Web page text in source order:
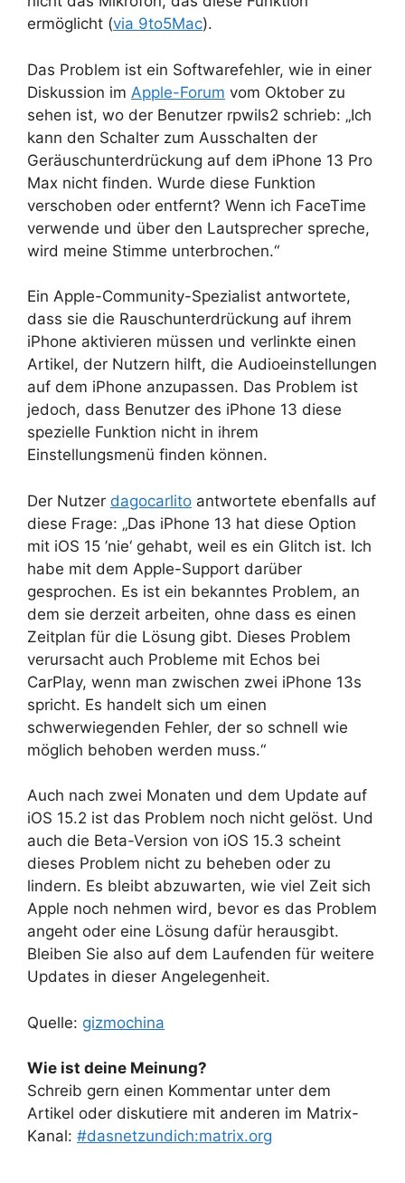
ermöglicht (via 9to5Mac).
Das Problem ist ein Softwarefehler, wie in einer
Diskussion im Apple-Forum vom Oktober zu
sehen ist, wo der Benutzer rpwils2 schrieb: „Ich
kann den Schalter zum Ausschalten der
Geräuschunterdrückung auf dem iPhone 13 Pro
Max nicht finden. Wurde diese Funktion
verschoben oder entfernt? Wenn ich FaceTime
verwende und über den Lautsprecher spreche,
wird meine Stimme unterbrochen.“
Ein Apple-Community-Spezialist antwortete,
dass sie die Rauschunterdrückung auf ihrem
iPhone aktivieren müssen und verlinkte einen
Artikel, der Nutzern hilft, die Audioeinstellungen
auf dem iPhone anzupassen. Das Problem ist
jedoch, dass Benutzer des iPhone 13 diese
spezielle Funktion nicht in ihrem
Einstellungsmenü finden können.
Der Nutzer dagocarlito antwortete ebenfalls auf
diese Frage: „Das iPhone 13 hat diese Option
mit iOS 15 ’nie‘ gehabt, weil es ein Glitch ist. Ich
habe mit dem Apple-Support darüber
gesprochen. Es ist ein bekanntes Problem, an
dem sie derzeit arbeiten, ohne dass es einen
Zeitplan für die Lösung gibt. Dieses Problem
verursacht auch Probleme mit Echos bei
CarPlay, wenn man zwischen zwei iPhone 13s
spricht. Es handelt sich um einen
schwerwiegenden Fehler, der so schnell wie
möglich behoben werden muss.“
Auch nach zwei Monaten und dem Update auf
iOS 15.2 ist das Problem noch nicht gelöst. Und
auch die Beta-Version von iOS 15.3 scheint
dieses Problem nicht zu beheben oder zu
lindern. Es bleibt abzuwarten, wie viel Zeit sich
Apple noch nehmen wird, bevor es das Problem
angeht oder eine Lösung dafür herausgibt.
Bleiben Sie also auf dem Laufenden für weitere
Updates in dieser Angelegenheit.
Quelle: gizmochina
Wie ist deine Meinung?
Schreib gern einen Kommentar unter dem
Artikel oder diskutiere mit anderen im Matrix-
Kanal: #dasnetzundich:matrix.org